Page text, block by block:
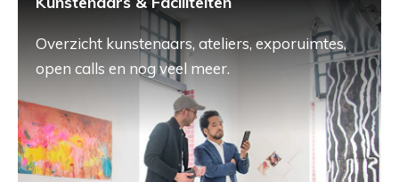
Overzicht kunstenaars, ateliers, exporuimtes,
open calls en nog veel meer.